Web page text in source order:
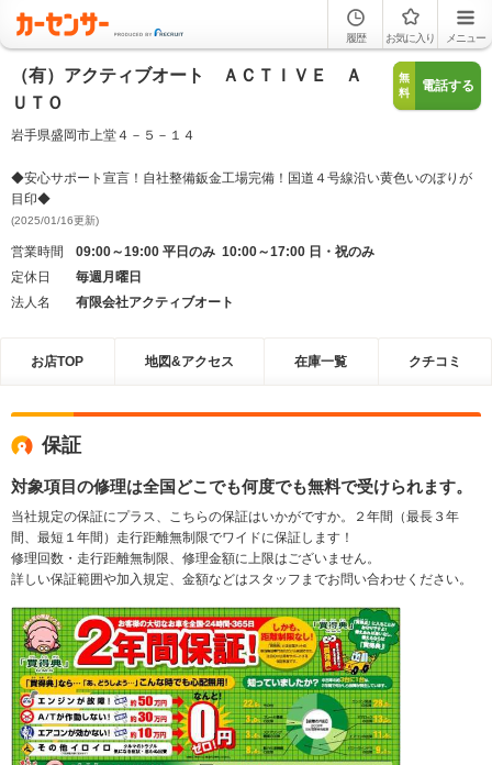
履歴 お気に入り メニュー
（有）アクティブオート ＡＣＴＩＶＥ Ａ
ＵＴＯ
岩手県盛岡市上堂４－５－１４
無
料
電話する
◆安心サポート宣言！自社整備鈑金工場完備！国道４号線沿い黄色いのぼりが
目印◆
(2025/01/16更新)
営業時間
09:00～19:00 平日のみ 10:00～17:00 日・祝のみ
定休日
毎週月曜日
法人名
有限会社アクティブオート
お店TOP 地図&アクセス 在庫一覧 クチコミ
保証
対象項目の修理は全国どこでも何度でも無料で受けられます。
当社規定の保証にプラス、こちらの保証はいかがですか。２年間（最長３年
間、最短１年間）走行距離無制限でワイドに保証します！
修理回数・走行距離無制限、修理金額に上限はございません。
詳しい保証範囲や加入規定、金額などはスタッフまでお問い合わせください。